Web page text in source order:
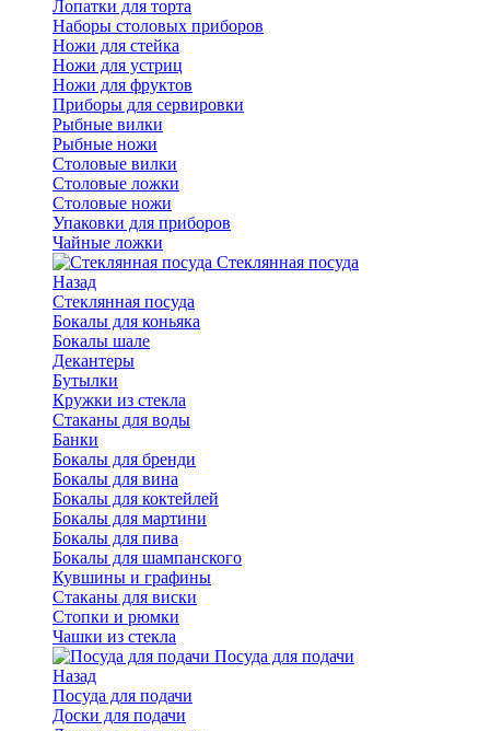
Лопатки для торта
Наборы столовых приборов
Ножи для стейка
Ножи для устриц
Ножи для фруктов
Приборы для сервировки
Рыбные вилки
Рыбные ножи
Столовые вилки
Столовые ложки
Столовые ножи
Упаковки для приборов
Чайные ложки
Стеклянная посуда
Назад
Стеклянная посуда
Бокалы для коньяка
Бокалы шале
Декантеры
Бутылки
Кружки из стекла
Стаканы для воды
Банки
Бокалы для бренди
Бокалы для вина
Бокалы для коктейлей
Бокалы для мартини
Бокалы для пива
Бокалы для шампанского
Кувшины и графины
Стаканы для виски
Стопки и рюмки
Чашки из стекла
Посуда для подачи
Назад
Посуда для подачи
Доски для подачи